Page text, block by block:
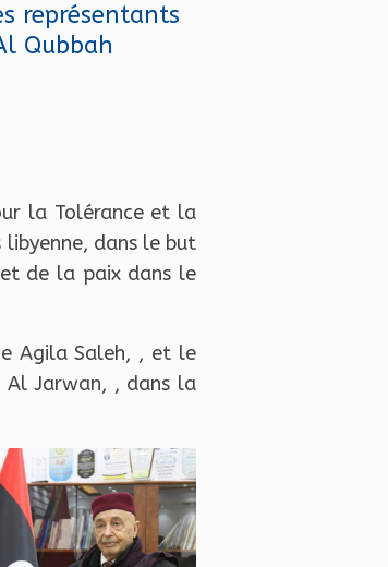
représentants
Qubbah
la Tolérance et la
dans le but
de la paix dans le
Agila Saleh, , et le
Al Jarwan, , dans la